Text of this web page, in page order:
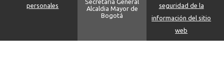
personales
Secretaria General
Alcaldia Mayor de
Bogotá
seguridad de la
información del sitio
web